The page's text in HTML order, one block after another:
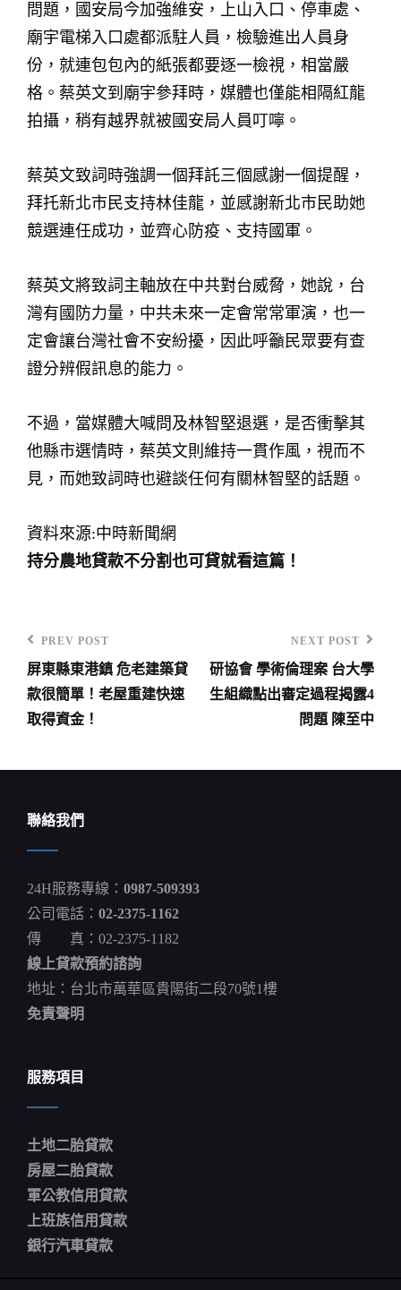
問題，國安局今加強維安，上山入口、停車處、
廟宇電梯入口處都派駐人員，檢驗進出人員身
份，就連包包內的紙張都要逐一檢視，相當嚴
格。蔡英文到廟宇參拜時，媒體也僅能相隔紅龍
拍攝，稍有越界就被國安局人員叮嚀。
蔡英文致詞時強調一個拜託三個感謝一個提醒，
拜托新北市民支持林佳龍，並感謝新北市民助她
競選連任成功，並齊心防疫、支持國軍。
蔡英文將致詞主軸放在中共對台威脅，她說，台
灣有國防力量，中共未來一定會常常軍演，也一
定會讓台灣社會不安紛擾，因此呼籲民眾要有查
證分辨假訊息的能力。
不過，當媒體大喊問及林智堅退選，是否衝擊其
他縣市選情時，蔡英文則維持一貫作風，視而不
見，而她致詞時也避談任何有關林智堅的話題。
資料來源:中時新聞網
持分農地貸款不分割也可貸就看這篇！
文
章
覽
Previous
Post
PREV POST
屏東縣東港鎮 危老建築貸
款很簡單！老屋重建快速
取得資金！
Post
NEXT POST
研協會 學術倫理案 台大學
生組織點出審定過程揭露4
問題 陳至中
聯絡我們
24H服務專線： 0987-509393
公司電話： 02-2375-1162
傳 真：02-2375-1182
線上貸款預約諮詢
地址：台北市萬華區貴陽街二段70號1樓
免責聲明
服務項目
土地二胎貸款
房屋二胎貸款
軍公教信用貸款
上班族信用貸款
銀行汽車貸款